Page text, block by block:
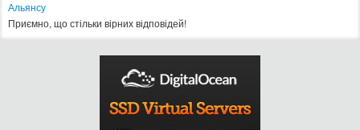
Альянсу ​
Приємно, що стільки вірних відповідей!